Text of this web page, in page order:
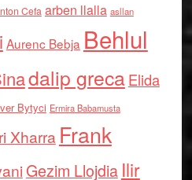
Cefa arben llalla asllan
Aurenc Bebja Behlul
dalip grecaElida
Bytyci Ermira Babamusta
Xharra Frank
Gezim Llojdia Ilir